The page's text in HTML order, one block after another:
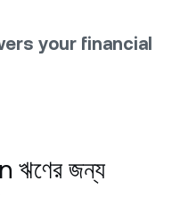
your financial
ঋণের জন্য